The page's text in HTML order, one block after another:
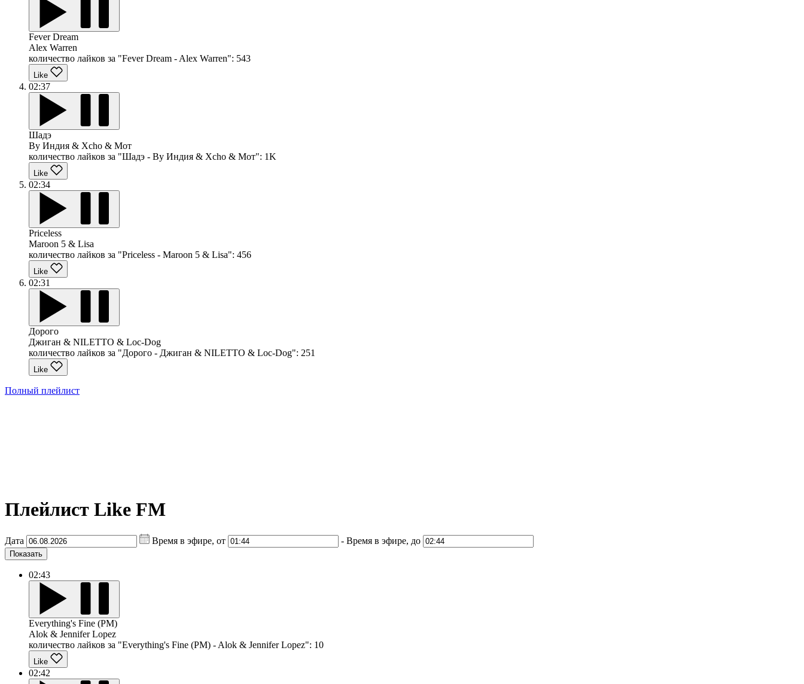
Fever Dream
Alex Warren
количество лайков за "Fever Dream - Alex Warren": 543
Like
02:37
Шадэ
By Индия & Xcho & Мот
количество лайков за "Шадэ - By Индия & Xcho & Мот": 1K
Like
02:34
Priceless
Maroon 5 & Lisa
количество лайков за "Priceless - Maroon 5 & Lisa": 456
Like
02:31
Дорого
Джиган & NILETTO & Loc-Dog
количество лайков за "Дорого - Джиган & NILETTO & Loc-Dog": 251
Like
Полный плейлист
Плейлист Like FM
Дата Время в эфире, от - Время в эфире, до
Показать
02:43
Everything's Fine (PM)
Alok & Jennifer Lopez
количество лайков за "Everything's Fine (PM) - Alok & Jennifer Lopez": 10
Like
02:42